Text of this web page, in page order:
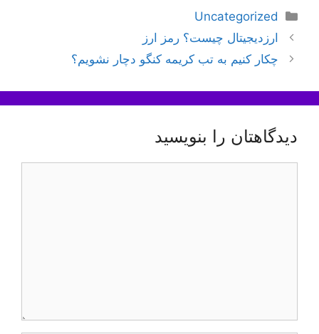
دسته‌ها
Uncategorized
ناوبری
نوشته‌ها
ارزدیجیتال چیست؟ رمز ارز
چکار کنیم به تب کریمه کنگو دچار نشویم؟
دیدگاهتان را بنویسید